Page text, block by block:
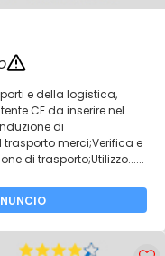
e della logistica,
CE da inserire nel
di
merci;Verifica e
di trasporto;Utilizzo......